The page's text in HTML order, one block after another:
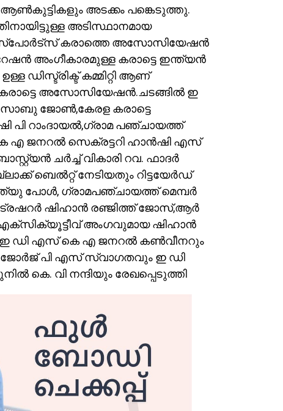
ആൺകുട്ടികളും അടക്കം പങ്കെടുത്തു.
അടിസ്ഥാനമായ
സ്പോർട്സ് കരാത്തെ അസോസിയേഷൻ
അംഗീകാരമുള്ള കരാട്ടെ ഇന്ത്യൻ
കമ്മിറ്റി ആണ്
അസോസിയേഷൻ.ചടങ്ങിൽ ഇ
ജോൺ,കേരള കരാട്ടെ
റാംദായൽ,ഗ്രാമ പഞ്ചായത്ത്
എ ജനറൽ സെക്രട്ടറി ഹാൻഷി എസ്
ചർച്ച് വികാരി റവ. ഫാദർ
ബെൽറ്റ് നേടിയതും റിട്ടയേർഡ്
പോൾ, ഗ്രാമപഞ്ചായത്ത് മെമ്പർ
ഷിഹാൻ രഞ്ജിത്ത് ജോസ്,ആർ
അംഗവുമായ ഷിഹാൻ
ഇ ഡി എസ് കെ എ ജനറൽ കൺവീനറും
ജോർജ് പി എസ് സ്വാഗതവും ഇ ഡി
കെ. വി നന്ദിയും രേഖപ്പെടുത്തി